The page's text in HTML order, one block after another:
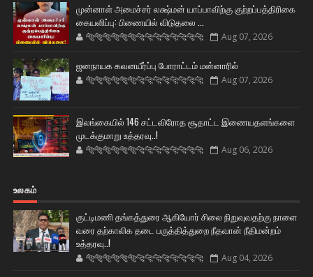
முன்னாள் அமைச்சர் லக்ஷ்மன் யாப்பாவிற்கு குற்றப்பத்திரிகை
கையளிப்பு: பிணையில் விடுதலை ...
🐅🐅🐅🐅🐅🐅🐆🐆🐆🐆🐆🐆🐆🐆 Aug 07, 2026
ஜனநாயக கவனயீர்ப்பு போராட்டம் மன்னாரில்
🐅🐅🐅🐅🐅🐅🐆🐆🐆🐆🐆🐆🐆🐆 Aug 07, 2026
இலங்கையில் 146 சட்டவிரோத சூதாட்ட இணையதளங்களை
முடக்குமாறு உத்தரவு..!
🐅🐅🐅🐅🐅🐅🐆🐆🐆🐆🐆🐆🐆🐆 Aug 06, 2026
உலகம்
குட்டிமணி தங்கத்துரை ஆகியோர் சிலை நிறுவுவதற்கு நாளை
வரை தற்காலிக தடை பருத்தித்துறை நீதவான் நீதிமன்றம்
உத்தரவு..!
🐅🐅🐅🐅🐅🐅🐆🐆🐆🐆🐆🐆🐆🐆 Aug 04, 2026